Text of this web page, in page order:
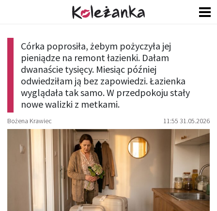
Córka poprosiła, żebym pożyczyła jej
pieniądze na remont łazienki. Dałam
dwanaście tysięcy. Miesiąc później
odwiedziłam ją bez zapowiedzi. Łazienka
wyglądała tak samo. W przedpokoju stały
nowe walizki z metkami.
Bożena Krawiec 11:55 31.05.2026